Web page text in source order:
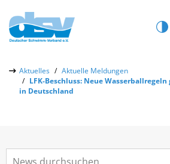
Aktuelles
Aktuelle Meldungen
LFK-Beschluss: Neue
in Deutschland
Über uns
Aktuelles